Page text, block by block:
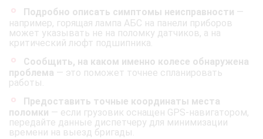
Подробно описать симптомы неисправности —
например, горящая лампа АБС на панели приборов
может указывать не на поломку датчиков, а на
критический люфт подшипника.
Сообщить, на каком именно колесе обнаружена
проблема — это поможет точнее спланировать
работы.
Предоставить точные координаты места
поломки — если грузовик оснащен GPS-навигатором,
передайте данные диспетчеру для минимизации
времени на выезд бригады.